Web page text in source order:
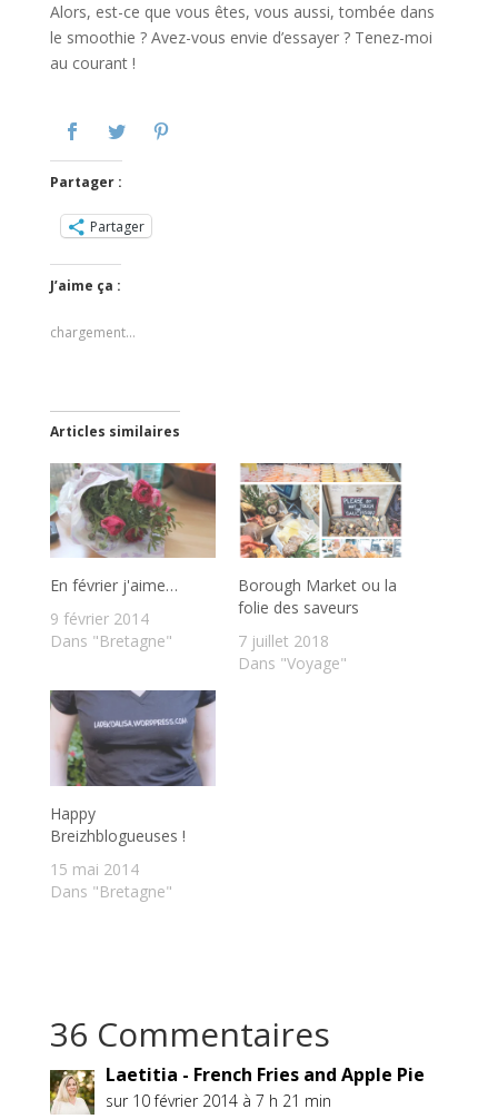
Alors, est-ce que vous êtes, vous aussi, tombée dans
le smoothie ? Avez-vous envie d’essayer ? Tenez-moi
au courant !
Partager :
Partager
J’aime ça :
chargement…
Articles similaires
En février j'aime…
9 février 2014
Dans "Bretagne"
Borough Market ou la
folie des saveurs
7 juillet 2018
Dans "Voyage"
Happy
Breizhblogueuses !
15 mai 2014
Dans "Bretagne"
36 Commentaires
Laetitia - French Fries and Apple Pie
sur 10 février 2014 à 7 h 21 min